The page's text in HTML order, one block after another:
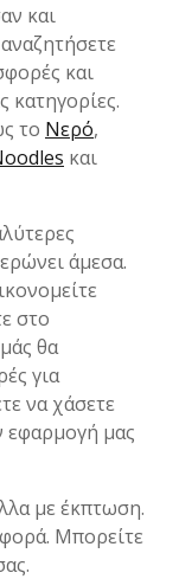
και
και
κατηγορίες.
το Νερό,
και
άμεσα.
στο
θα
για
να χάσετε
εφαρμογή μας
με έκπτωση.
Μπορείτε